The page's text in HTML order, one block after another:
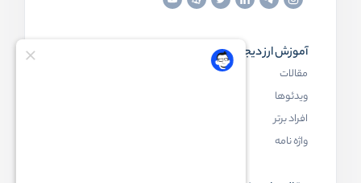
آموزش ارز دیجیتال
مقالات
ویدئوها
افراد برتر
واژه نامه